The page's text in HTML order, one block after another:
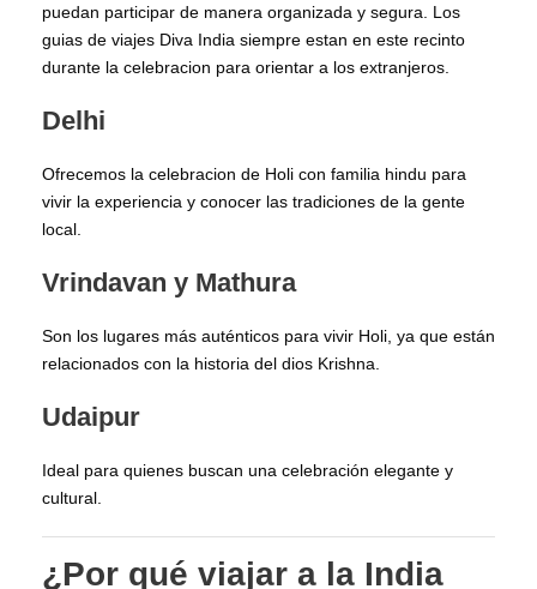
puedan participar de manera organizada y segura. Los
guias de viajes Diva India siempre estan en este recinto
durante la celebracion para orientar a los extranjeros.
Delhi
Ofrecemos la celebracion de Holi con familia hindu para
vivir la experiencia y conocer las tradiciones de la gente
local.
Vrindavan y Mathura
Son los lugares más auténticos para vivir Holi, ya que están
relacionados con la historia del dios Krishna.
Udaipur
Ideal para quienes buscan una celebración elegante y
cultural.
¿Por qué viajar a la India